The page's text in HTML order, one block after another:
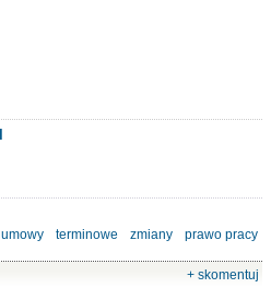
umowy terminowe zmiany prawo pracy
+ skomentuj